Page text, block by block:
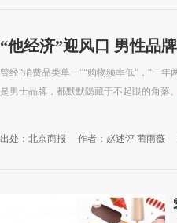
“他经济”迎风口 男性品
曾经“消费品类单一”“购物频率低”，“一
是男士品牌，都默默隐藏于不起眼的角落。
出处：北京商报 作者：赵述评 蔺雨薇